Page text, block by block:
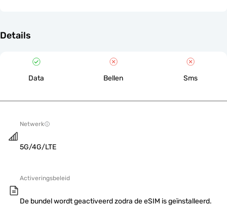
Details
Data Bellen Sms
Netwerk
5G/4G/LTE
Activeringsbeleid
De bundel wordt geactiveerd zodra de eSIM is geïnstalleerd.